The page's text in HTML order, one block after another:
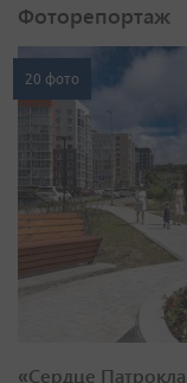
Фоторепортаж
20 фото
«Сердце